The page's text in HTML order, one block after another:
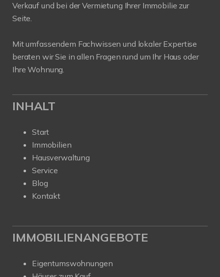
Verkauf und bei der Vermietung Ihrer Immobilie zur
Seite.
Mit umfassendem Fachwissen und lokaler Expertise
beraten wir Sie in allen Fragen rund um Ihr Haus oder
Ihre Wohnung.
INHALT
Start
Immobilien
Hausverwaltung
Service
Blog
Kontakt
IMMOBILIENANGEBOTE
Eigentumswohnungen